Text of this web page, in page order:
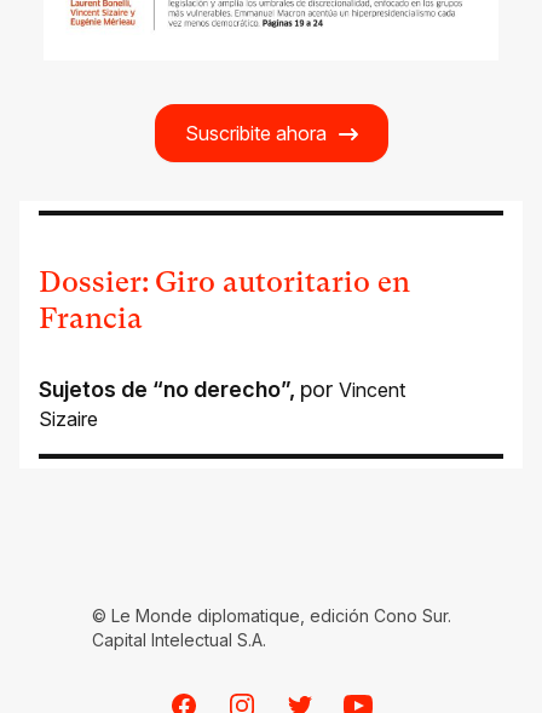
Suscribite ahora
Dossier: Giro autoritario en
Francia
Sujetos de “no derecho”, por Vincent
Sizaire
© Le Monde diplomatique, edición Cono Sur.
Capital Intelectual S.A.
FacebookInstagramTwitterYoutube